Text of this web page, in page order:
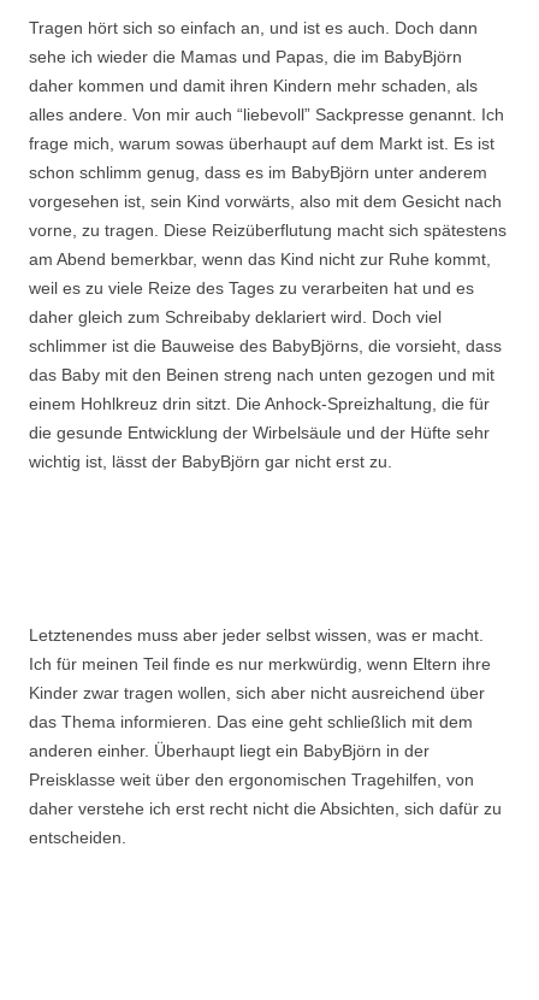
Tragen hört sich so einfach an, und ist es auch. Doch dann
sehe ich wieder die Mamas und Papas, die im BabyBjörn
daher kommen und damit ihren Kindern mehr schaden, als
alles andere. Von mir auch “liebevoll” Sackpresse genannt. Ich
frage mich, warum sowas überhaupt auf dem Markt ist. Es ist
schon schlimm genug, dass es im BabyBjörn unter anderem
vorgesehen ist, sein Kind vorwärts, also mit dem Gesicht nach
vorne, zu tragen. Diese Reizüberflutung macht sich spätestens
am Abend bemerkbar, wenn das Kind nicht zur Ruhe kommt,
weil es zu viele Reize des Tages zu verarbeiten hat und es
daher gleich zum Schreibaby deklariert wird. Doch viel
schlimmer ist die Bauweise des BabyBjörns, die vorsieht, dass
das Baby mit den Beinen streng nach unten gezogen und mit
einem Hohlkreuz drin sitzt. Die Anhock-Spreizhaltung, die für
die gesunde Entwicklung der Wirbelsäule und der Hüfte sehr
wichtig ist, lässt der BabyBjörn gar nicht erst zu.
Letztenendes muss aber jeder selbst wissen, was er macht.
Ich für meinen Teil finde es nur merkwürdig, wenn Eltern ihre
Kinder zwar tragen wollen, sich aber nicht ausreichend über
das Thema informieren. Das eine geht schließlich mit dem
anderen einher. Überhaupt liegt ein BabyBjörn in der
Preisklasse weit über den ergonomischen Tragehilfen, von
daher verstehe ich erst recht nicht die Absichten, sich dafür zu
entscheiden.